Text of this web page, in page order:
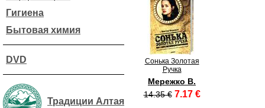
Гигиена
Бытовая химия
DVD
Традиции Алтая
Сонька Золотая
Ручка
Мережко В.
14.35 € 7.17 €